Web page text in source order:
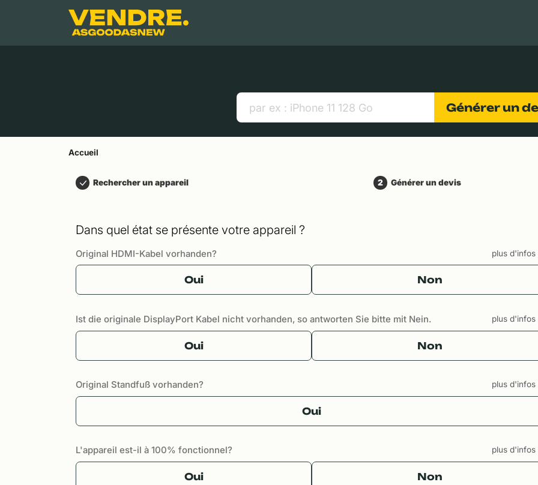
Contenu principal
Générer un
Accueil
Rechercher un appareil 2 Générer un devis
Dans quel état se présente votre appareil ?
Original HDMI-Kabel vorhanden? plus d'infos
Oui Non
Ist die originale DisplayPort Kabel nicht vorhanden, so antworten Sie bitte mit Nein. plus d'infos
Oui Non
Original Standfuß vorhanden? plus d'infos
Oui
L'appareil est-il à 100% fonctionnel? plus d'infos
Oui Non